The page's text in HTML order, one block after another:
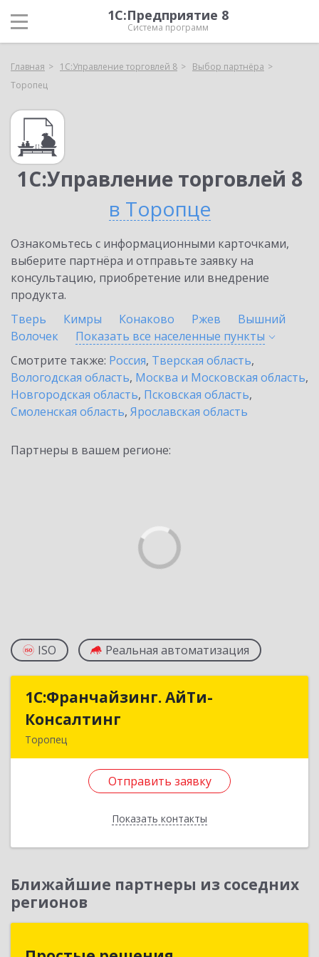
1С:Предприятие 8
Система программ
Главная 1С:Управление торговлей 8
Выбор партнёра
Торопец
1С:Управление торговлей 8
в Торопце
Ознакомьтесь с информационными карточками,
выберите партнёра и отправьте заявку на
консультацию, приобретение или внедрение
продукта.
Тверь
Кимры Конаково Ржев
Вышний
Волочек
Показать все населенные пункты
Смотрите также: Россия, Тверская область,
Вологодская область, Москва и Московская область,
Новгородская область, Псковская область,
Смоленская область, Ярославская область
Партнеры в вашем регионе:
ISO Реальная автоматизация
1С:Франчайзинг. АйТи-
Консалтинг
Торопец
Отправить заявку
Показать контакты
1С:Франчайзинг. АйТи-
Ближайшие партнеры из соседних
регионов